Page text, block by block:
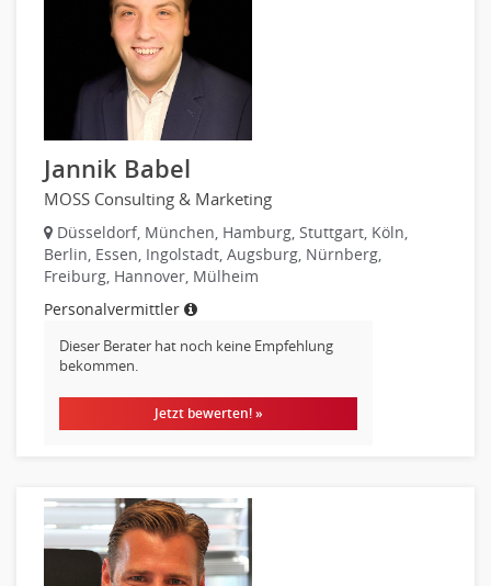
Jannik Babel
MOSS Consulting & Marketing
Düsseldorf, München, Hamburg, Stuttgart, Köln,
Berlin, Essen, Ingolstadt, Augsburg, Nürnberg,
Freiburg, Hannover, Mülheim
Personalvermittler
Dieser Berater hat noch keine Empfehlung
bekommen.
Jetzt bewerten! »